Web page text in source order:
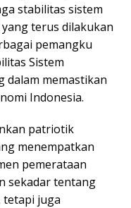
stabilitas sistem
terus dilakukan
pemangku
Sistem
dalam memastikan
Indonesia.
patriotik
menempatkan
pemerataan
sekadar tentang
tetapi juga